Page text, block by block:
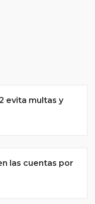
evita multas y
las cuentas por